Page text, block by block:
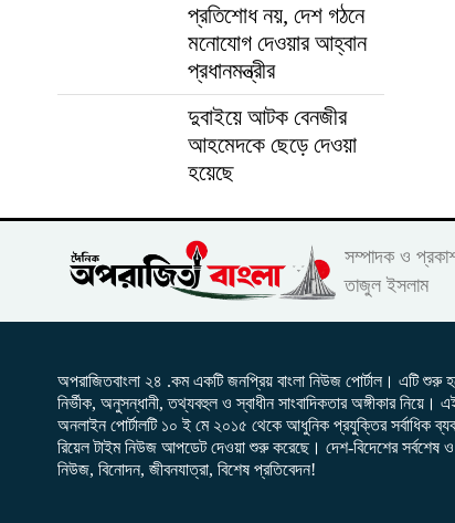
প্রতিশোধ নয়, দেশ গঠনে
মনোযোগ দেওয়ার আহ্বান
প্রধানমন্ত্রীর
দুবাইয়ে আটক বেনজীর
আহমেদকে ছেড়ে দেওয়া
হয়েছে
সম্পাদক ও
তাজুল ইসলাম
অপরাজিতবাংলা ২৪ .কম একটি জনপ্রিয় বাংলা নিউজ পোর্টাল। এটি শুরু
নির্ভীক, অনুসন্ধানী, তথ্যবহুল ও স্বাধীন সাংবাদিকতার অঙ্গীকার নিয়ে।
অনলাইন পোর্টালটি ১০ ই মে ২০১৫ থেকে আধুনিক প্রযুক্তির সর্বাধিক
রিয়েল টাইম নিউজ আপডেট দেওয়া শুরু করেছে। দেশ-বিদেশের সর্বশেষ ও
নিউজ, বিনোদন, জীবনযাত্রা, বিশেষ প্রতিবেদন!